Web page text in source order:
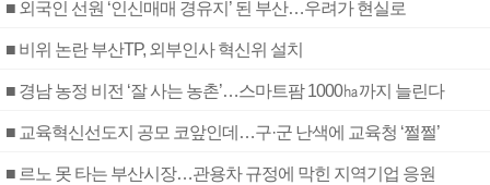
■ 외국인 선원 ‘인신매매 경유지’ 된 부산…우려가 현실로
■ 비위 논란 부산TP, 외부인사 혁신위 설치
■ 경남 농정 비전 ‘잘 사는 농촌’…스마트팜 1000㏊까지 늘린다
■ 교육혁신선도지 공모 코앞인데…구·군 난색에 교육청 ‘쩔쩔’
■ 르노 못 타는 부산시장…관용차 규정에 막힌 지역기업 응원